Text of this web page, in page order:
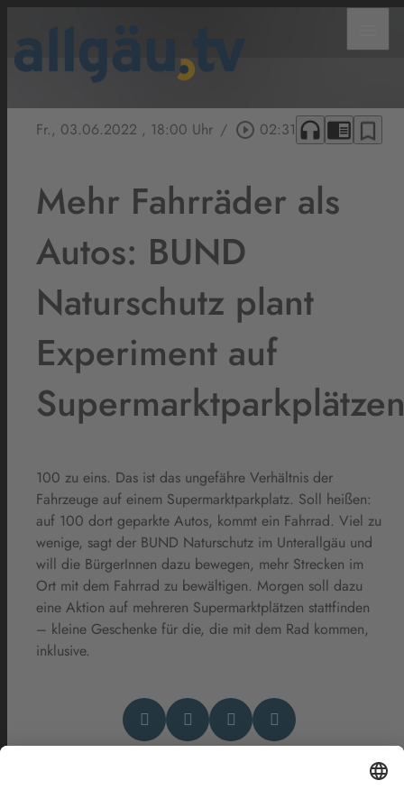
Fr., 03.06.2022 , 18:00 Uhr / play_circle_outline 02:31 headphones chrome_reader_mode bookmark_border
Mehr Fahrräder als
Autos: BUND
Naturschutz plant
Experiment auf
100 zu eins. Das ist das ungefähre Verhältnis der
Fahrzeuge auf einem Supermarktparkplatz. Soll heißen:
auf 100 dort geparkte Autos, kommt ein Fahrrad. Viel zu
wenige, sagt der BUND Naturschutz im Unterallgäu und
will die BürgerInnen dazu bewegen, mehr Strecken im
Ort mit dem Fahrrad zu bewältigen. Morgen soll dazu
eine Aktion auf mehreren Supermarktplätzen stattfinden
– kleine Geschenke für die, die mit dem Rad kommen,
inklusive.